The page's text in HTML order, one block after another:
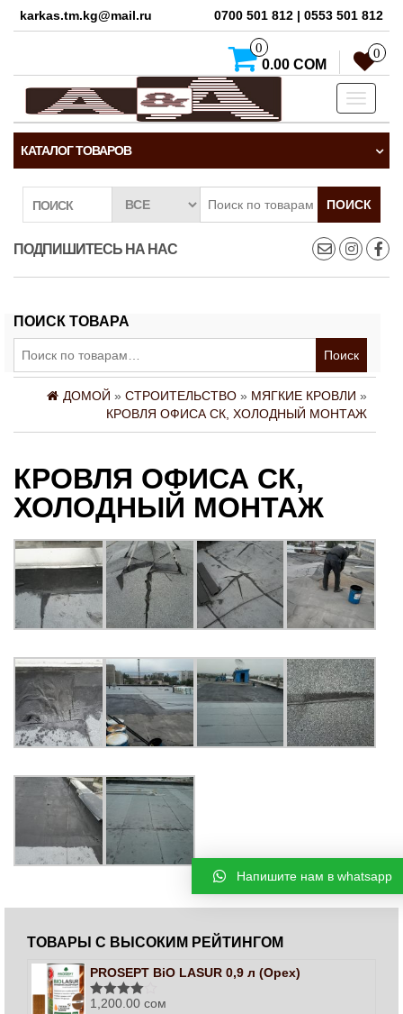
karkas.tm.kg@mail.ru 0700 501 812 | 0553 501 812
0
0.00 СОМ
0
Toggle
КАТАЛОГ ТОВАРОВ
ПОИСК ПОИСК
ПОДПИШИТЕСЬ НА НАС
ПОИСК ТОВАРА
Поиск
ДОМОЙ » СТРОИТЕЛЬСТВО » МЯГКИЕ КРОВЛИ »
КРОВЛЯ ОФИСА СК, ХОЛОДНЫЙ МОНТАЖ
КРОВЛЯ ОФИСА СК,
ХОЛОДНЫЙ МОНТАЖ
ТОВАРЫ С ВЫСОКИМ РЕЙТИНГОМ
PROSEPT BiO LASUR 0,9 л (Орех)
Оценка
1,200.00 сом
Напишите нам в whatsapp